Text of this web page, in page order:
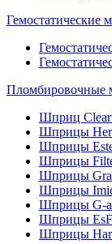
Гемостатические
Пломбировочные
Шприц
Шприцы
Шприцы
Шприцы
Шприцы
Шприцы
Шприцы G-
Шприцы
Шприцы